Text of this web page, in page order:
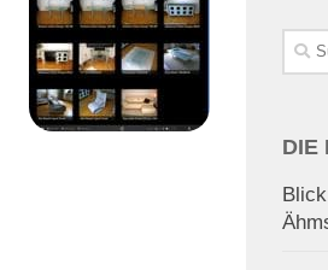
nach:
DIE